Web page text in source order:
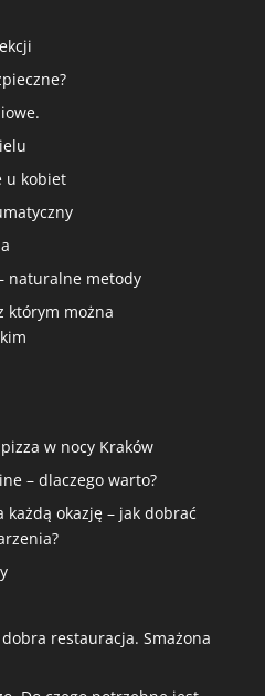
u kobiet
naturalne metody
którym można
w nocy Kraków
– dlaczego warto?
każdą okazję – jak dobrać
restauracja. Smażona